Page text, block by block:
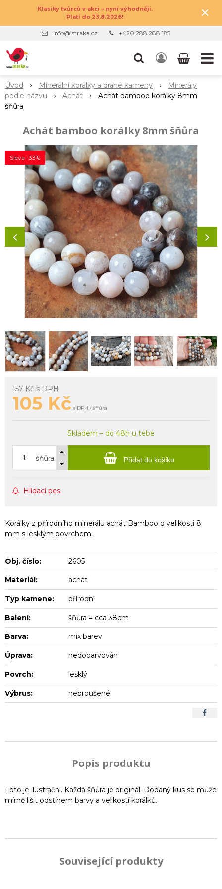
Klasiky tvůrců v akci – nyní výhodněji.
Platí do 23.8.2026!
×
info@istraka.cz +420 288 288 185
Úvod Minerální korálky a drahé kameny
Minerály
podle názvu
Achát
Achát bamboo korálky 8mm
šňůra
Achát bamboo korálky 8mm šňůra
Sleva -33%
157 Kčs DPH
105 Kč s DPH / šňůra
Skladem – do 48h u tebe
šňůra Přidat do košíku
Hlídací pes
Korálky z přírodního minerálu achát Bamboo o velikosti 8
mm s lesklým povrchem.
Obj. číslo: 2605
Materiál: achát
Typ kamene: přírodní
Balení: šňůra = cca 38cm
Barva: mix barev
Úprava: nedobarvován
Povrch: lesklý
Výbrus: nebroušené
Popis produktu
Foto je ilustrační. Každá šňůra je originál. Dodaný kus se může
mírně lišit odstínem barvy a velikostí korálků.
Související produkty